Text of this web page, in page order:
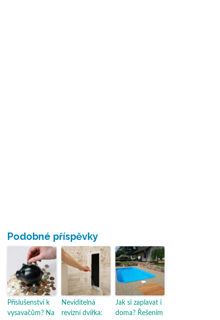
Podobné příspěvky
Příslušenství k
vysavačům? Na
Neviditelná
revizní dvířka:
Jak si zaplavat i
doma? Řešením